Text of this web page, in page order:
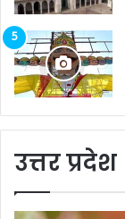
उत्तर प्रदेश